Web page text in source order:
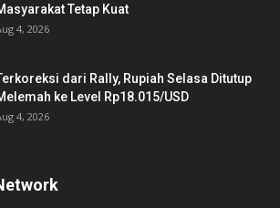
Tetap Kuat
4, 2026
dari Rally, Rupiah Selasa Ditutup
ke Level Rp18.015/USD
4, 2026